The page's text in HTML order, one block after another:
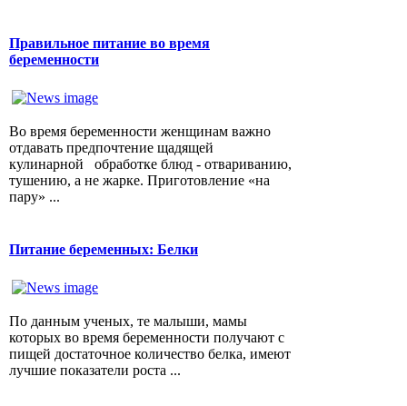
Правильное питание во время
беременности
Во время беременности женщинам важно
отдавать предпочтение щадящей
кулинарной обработке блюд - отвариванию,
тушению, а не жарке. Приготовление «на
пару» ...
Питание беременных: Белки
По данным ученых, те малыши, мамы
которых во время беременности получают с
пищей достаточное количество белка, имеют
лучшие показатели роста ...